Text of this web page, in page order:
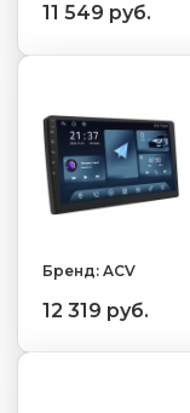
11 549 руб.
Бренд: ACV
12 319 руб.